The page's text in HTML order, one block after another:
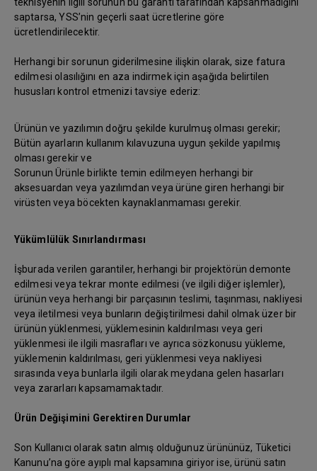
saptarsa, YSS’nin geçerli saat ücretlerine göre
ücretlendirilecektir.
Herhangi bir sorunun giderilmesine ilişkin olarak, size fatura
edilmesi olasılığını en aza indirmek için aşağıda belirtilen
hususları kontrol etmenizi tavsiye ederiz:
Ürünün ve yazılımın doğru şekilde kurulmuş olması gerekir;
Bütün ayarların kullanım kılavuzuna uygun şekilde yapılmış
olması gerekir ve
Sorunun Ürünle birlikte temin edilmeyen herhangi bir
aksesuardan veya yazılımdan veya ürüne giren herhangi bir
virüsten veya böcekten kaynaklanmaması gerekir.
Yükümlülük Sınırlandırması
İşburada verilen garantiler, herhangi bir projektörün demonte
edilmesi veya tekrar monte edilmesi (ve ilgili diğer işlemler),
ürünün veya herhangi bir parçasının teslimi, taşınması, nakliyesi
veya iletilmesi veya bunların değiştirilmesi dahil olmak üzer bir
ürünün yüklenmesi, yüklemesinin kaldırılması veya geri
yüklenmesi ile ilgili masrafları ve ayrıca sözkonusu yükleme,
yüklemenin kaldırılması, geri yüklenmesi veya nakliyesi
sırasında veya bunlarla ilgili olarak meydana gelen hasarları
veya zararları kapsamamaktadır.
Ürün Değişimini Gerektiren Durumlar
Son Kullanıcı olarak satın almış olduğunuz ürününüz, Tüketici
Kanunu’na göre ayıplı mal kapsamına giriyor ise, ürünü satın